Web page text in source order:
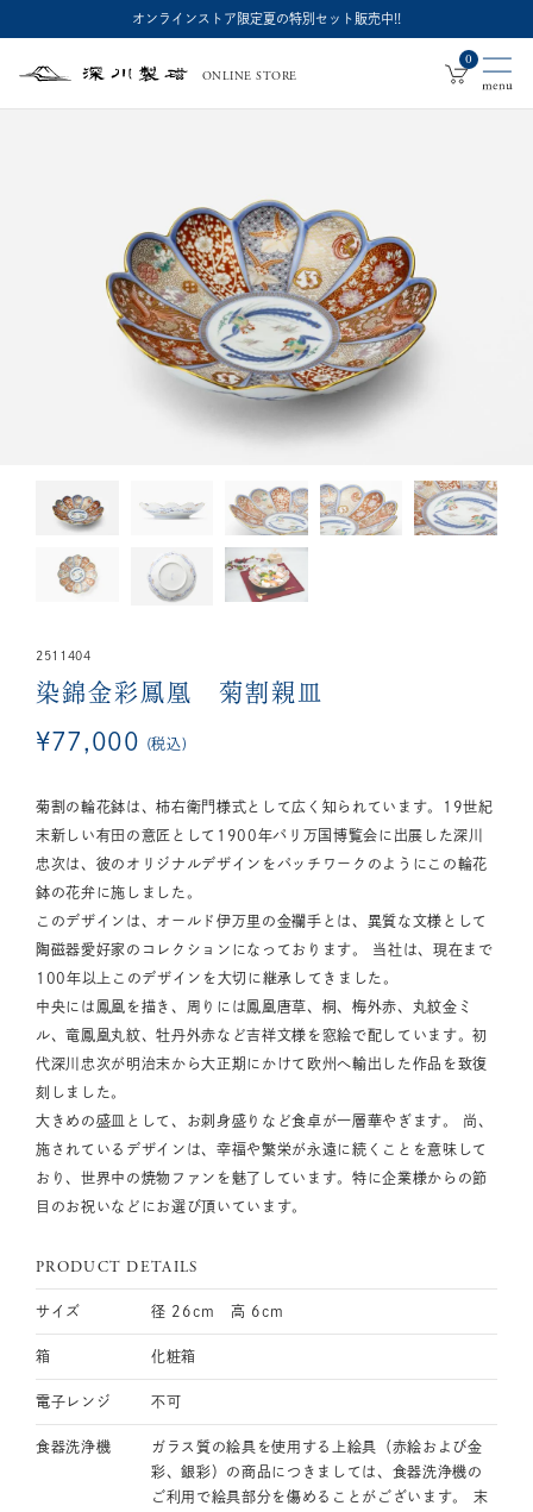
オンラインストア限定夏の特別セット販売中!!
深
ONLINE STORE
0
2511404
染錦金彩鳳凰 菊割親皿
¥77,000 税込
菊割の輪花鉢は、柿右衛門様式として広く知られています。19世紀
末新しい有田の意匠として1900年パリ万国博覧会に出展した深川
忠次は、彼のオリジナルデザインをパッチワークのようにこの輪花
鉢の花弁に施しました。
このデザインは、オールド伊万里の金襴手とは、異質な文様として
陶磁器愛好家のコレクションになっております。 当社は、現在まで
100年以上このデザインを大切に継承してきました。
中央には鳳凰を描き、周りには鳳凰唐草、桐、梅外赤、丸紋金ミ
ル、竜鳳凰丸紋、牡丹外赤など吉祥文様を窓絵で配しています。初
代深川忠次が明治末から大正期にかけて欧州へ輸出した作品を致復
刻しました。
大きめの盛皿として、お刺身盛りなど食卓が一層華やぎます。 尚、
施されているデザインは、幸福や繁栄が永遠に続くことを意味して
おり、世界中の焼物ファンを魅了しています。特に企業様からの節
目のお祝いなどにお選び頂いています。
PRODUCT DETAILS
サイズ 径 26cm 高 6cm
箱 化粧箱
電子レンジ 不可
食器洗浄機
ガラス質の絵具を使用する上絵具（赤絵および金
彩、銀彩）の商品につきましては、食器洗浄機の
ご利用で絵具部分を傷めることがございます。 末